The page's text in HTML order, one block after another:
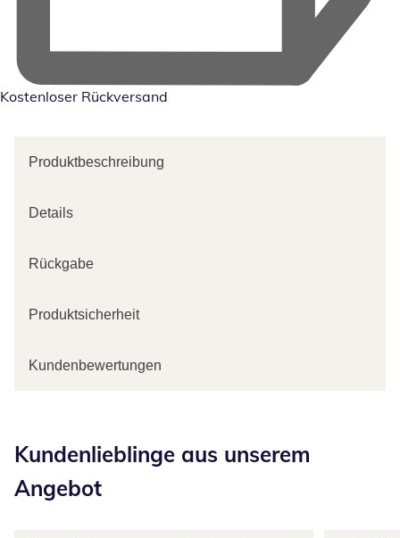
Kostenloser Rückversand
Produktbeschreibung
Details
Rückgabe
Produktsicherheit
Kundenbewertungen
Kundenlieblinge aus unserem
Angebot